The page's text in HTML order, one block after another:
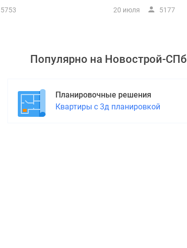
5753 20 июля 5177
Популярно на Новострой-СПб
Планировочные решения
Квартиры с 3д планировкой